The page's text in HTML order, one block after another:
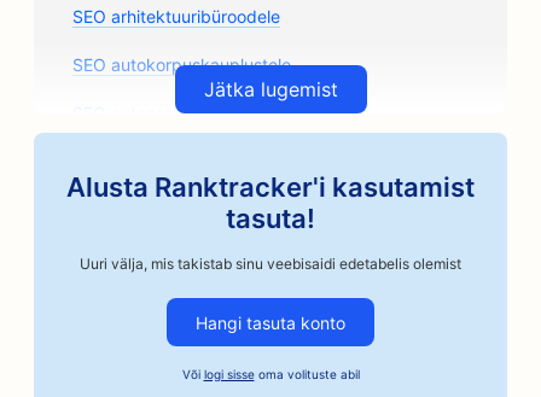
SEO arhitektuuribüroodele
SEO autokorpuskauplustele
SEO autoosade kauplustele
SEO autoremonditöökodadele
SEO käsitöönduslikele kohviröstritele
SEO kautsjoniteenuste jaoks
Jätka lugemist
Alusta Ranktracker'i kasutamist
tasuta!
Uuri välja, mis takistab sinu veebisaidi edetabelis olemist
Hangi tasuta konto
Või logi sisseoma volituste abil